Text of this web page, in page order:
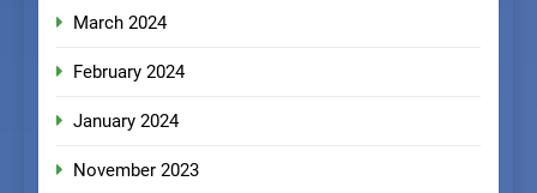
March 2024
February 2024
January 2024
November 2023